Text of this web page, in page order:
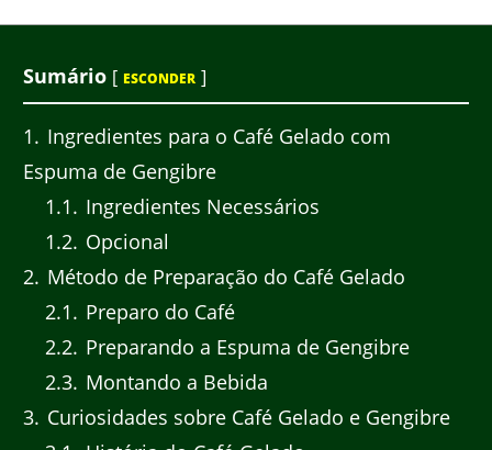
Sumário [ ESCONDER ]
1
Ingredientes para o Café Gelado com
Espuma de Gengibre
1.1
Ingredientes Necessários
1.2 Opcional
2 Método de Preparação do Café Gelado
2.1
Preparo do Café
2.2 Preparando a Espuma de Gengibre
2.3 Montando a Bebida
3 Curiosidades sobre Café Gelado e Gengibre